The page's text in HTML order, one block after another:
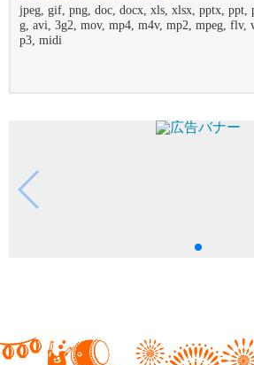
jpeg, gif, png, doc, docx, xls, xlsx, pptx, ppt,
g, avi, 3g2, mov, mp4, m4v, mp2, mpeg, flv,
p3, midi